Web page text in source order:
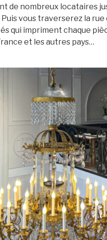
de nombreux locataires
vous traverserez la
qui impriment chaque
et les autres pays…